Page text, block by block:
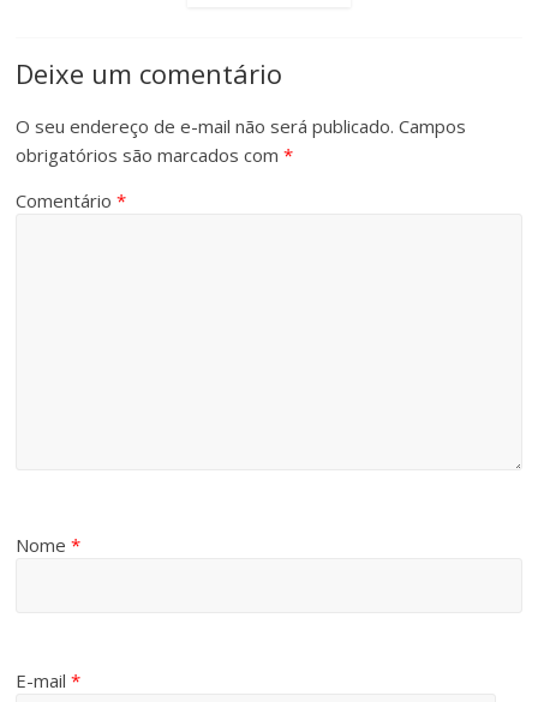
Deixe um comentário
O seu endereço de e-mail não será publicado. Campos
obrigatórios são marcados com*
Comentário*
Nome*
E-mail*